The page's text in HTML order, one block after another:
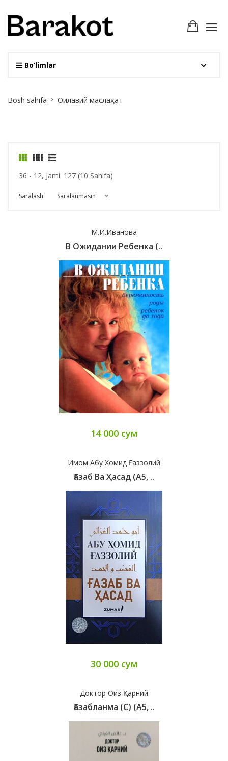
Bo‘limlar
Breadcrumb
Bosh sahifa Оилавий маслаҳат
36 - 12, Jami: 127 (10 Sahifa)
Saralash: Saralanmasin
М.И.Иванова
В Ожидании Ребенка (..
14 000 сум
Имом Абу Хомид Ғаззолий
Ғазаб Ва Ҳасад (А5, ..
30 000 сум
Доктор Оиз Қарний
Ғазабланма (с) (А5, ..